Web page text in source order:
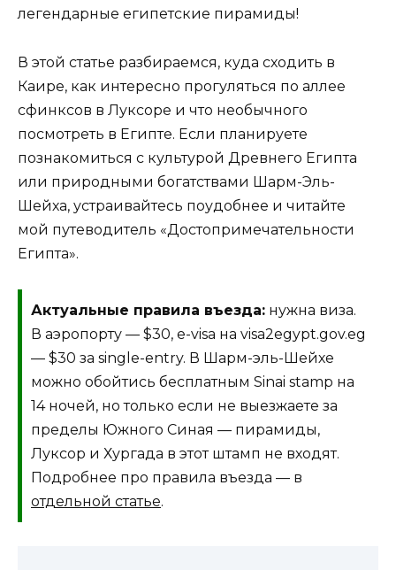
легендарные египетские пирамиды!
В этой статье разбираемся, куда сходить в
Каире, как интересно прогуляться по аллее
сфинксов в Луксоре и что необычного
посмотреть в Египте. Если планируете
познакомиться с культурой Древнего Египта
или природными богатствами Шарм-Эль-
Шейха, устраивайтесь поудобнее и читайте
мой путеводитель «Достопримечательности
Египта».
Актуальные правила въезда: нужна виза.
В аэропорту — $30, e-visa на visa2egypt.gov.eg
— $30 за single-entry. В Шарм-эль-Шейхе
можно обойтись бесплатным Sinai stamp на
14 ночей, но только если не выезжаете за
пределы Южного Синая — пирамиды,
Луксор и Хургада в этот штамп не входят.
Подробнее про правила въезда — в
отдельной статье.